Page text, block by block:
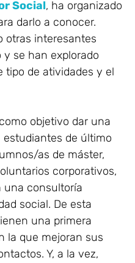
Social, ha organizado
darlo a conocer.
otras interesantes
se han explorado
tipo de atividades y el
objetivo dar una
de último
as de máster,
corporativos,
una consultoría
social. De esta
una primera
la que mejoran sus
Y, a la vez,